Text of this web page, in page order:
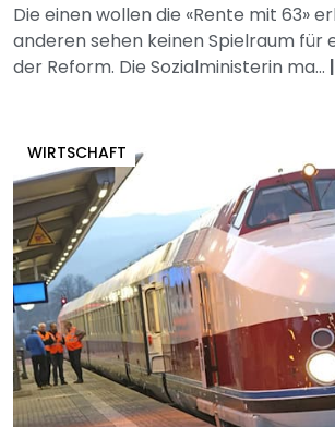
Die einen wollen die «Rente mit 63»
anderen sehen keinen Spielraum für
der Reform. Die Sozialministerin ma... |
WIRTSCHAFT